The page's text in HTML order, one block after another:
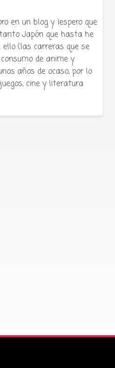
en un blog y ¡espero que
Japón que hasta he
(las carreras que se
de anime y
años de ocaso, por lo
cine y literatura